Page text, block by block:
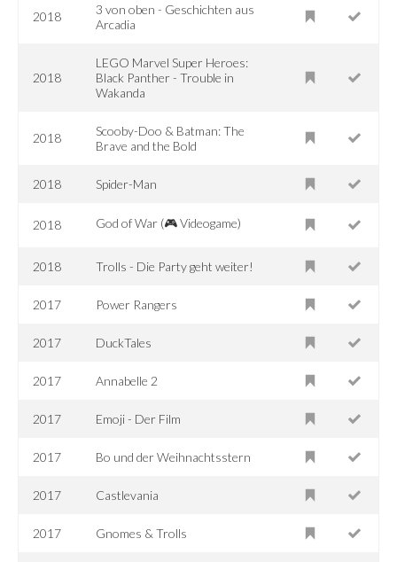
2018
3 von oben - Geschichten aus
Arcadia
2018
LEGO Marvel Super Heroes:
Black Panther - Trouble in
Wakanda
2018
Scooby-Doo & Batman: The
Brave and the Bold
2018 Spider-Man
2018 God of War (🎮 Videogame)
2018 Trolls - Die Party geht weiter!
2017 Power Rangers
2017 DuckTales
2017 Annabelle 2
2017 Emoji - Der Film
2017 Bo und der Weihnachtsstern
2017 Castlevania
2017 Gnomes & Trolls